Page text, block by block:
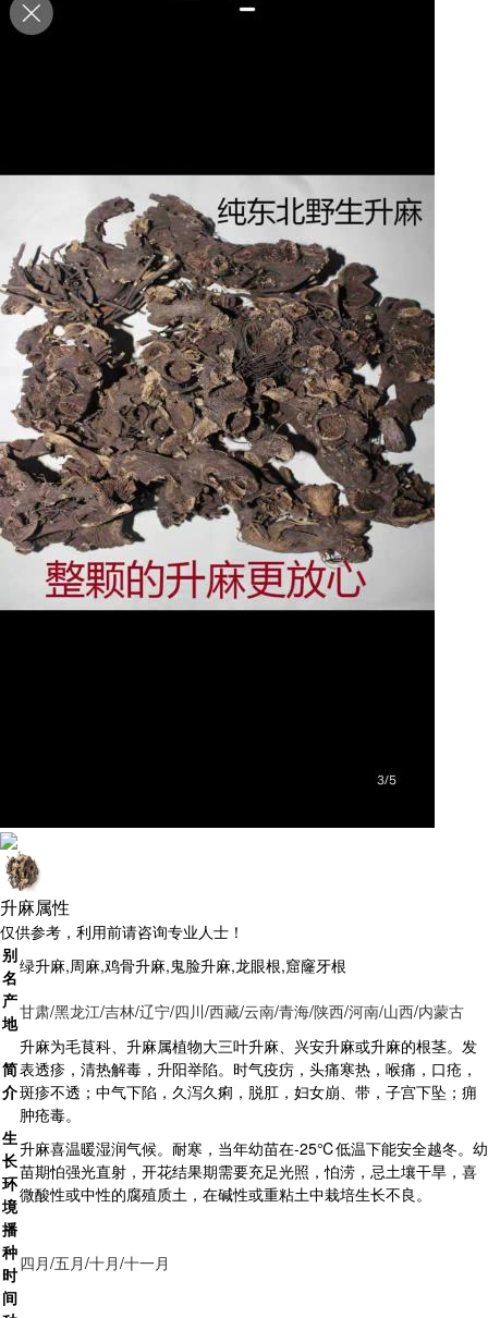
升麻属性
仅供参考，利用前请咨询专业人士！
别
名
绿升麻,周麻,鸡骨升麻,鬼脸升麻,龙眼根,窟窿牙根
产
地
甘肃/黑龙江/吉林/辽宁/四川/西藏/云南/青海/陕西/河南/山西/内蒙古
简
介
升麻为毛茛科、升麻属植物大三叶升麻、兴安升麻或升麻的根茎。发
表透疹，清热解毒，升阳举陷。时气疫疠，头痛寒热，喉痛，口疮，
斑疹不透；中气下陷，久泻久痢，脱肛，妇女崩、带，子宫下坠；痈
肿疮毒。
生
长
环
境
升麻喜温暖湿润气候。耐寒，当年幼苗在-25℃低温下能安全越冬。幼
苗期怕强光直射，开花结果期需要充足光照，怕涝，忌土壤干旱，喜
微酸性或中性的腐殖质土，在碱性或重粘土中栽培生长不良。
播
种
时
间
四月/五月/十月/十一月